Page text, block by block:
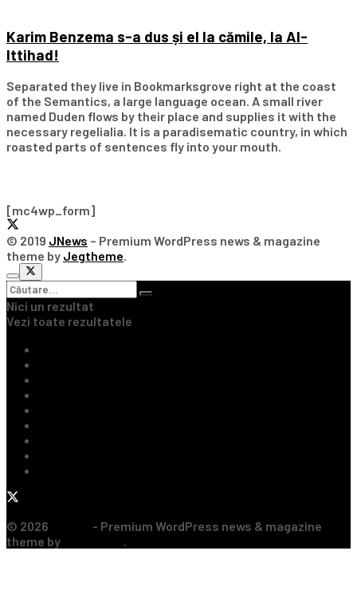
Karim Benzema s-a dus și el la cămile, la Al-
Ittihad!
Separated they live in Bookmarksgrove right at the coast
of the Semantics, a large language ocean. A small river
named Duden flows by their place and supplies it with the
necessary regelialia. It is a paradisematic country, in which
roasted parts of sentences fly into your mouth.
[mc4wp_form]
© 2019 JNews – Premium WordPress news & magazine
theme by Jegtheme
Nici un rezultat
Vezi toate rezultatele
© 2026
- Premium WordPress news & magazine
theme by
.